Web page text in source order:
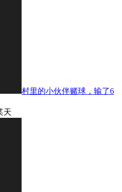
村里的小伙伴赌球，输了6
天